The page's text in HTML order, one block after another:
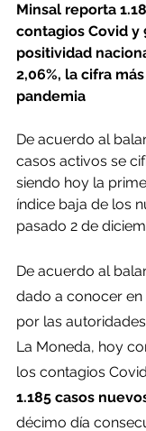
Minsal reporta
contagios Covid y
positividad
2,06%, la cifra
pandemia
De acuerdo al
casos activos se
siendo hoy la
índice baja de los
pasado 2 de
De acuerdo al
dado a conocer
por las
La Moneda, hoy
los contagios
1.185 casos
décimo día